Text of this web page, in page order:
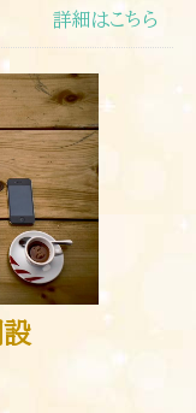
詳細はこちら
設